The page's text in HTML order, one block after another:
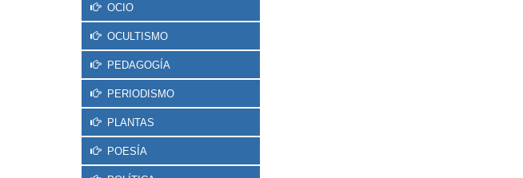
OCIO
OCULTISMO
PEDAGOGÍA
PERIODISMO
PLANTAS
POESÍA